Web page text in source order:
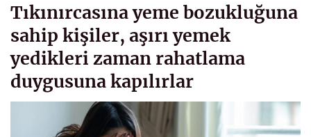
Tıkınırcasına yeme bozukluğuna
sahip kişiler, aşırı yemek
yedikleri zaman rahatlama
duygusuna kapılırlar